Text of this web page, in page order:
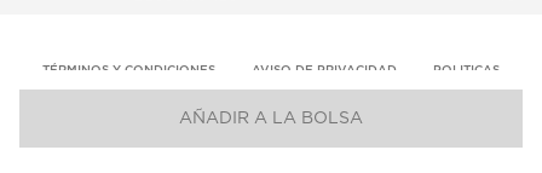
AÑADIR A LA BOLSA
TÉRMINOS Y CONDICIONES AVISO DE PRIVACIDAD POLITICAS